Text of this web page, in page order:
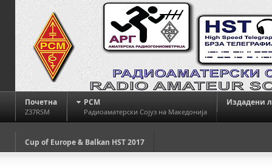
Почетна
Z37RSM
РСМ
Радиоаматерски Сојуз на Македонија
Издадени
Cup of Europe & Balkan HST 2017